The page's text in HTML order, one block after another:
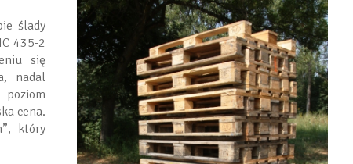
ślady
435-2
się
nadal
cena.
który